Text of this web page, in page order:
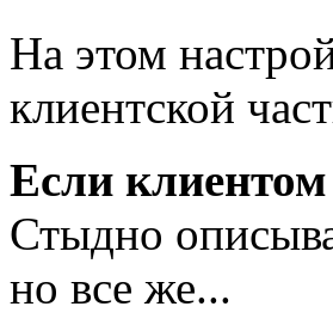
На этом
клиентской
Если
Стыдно
но все же...